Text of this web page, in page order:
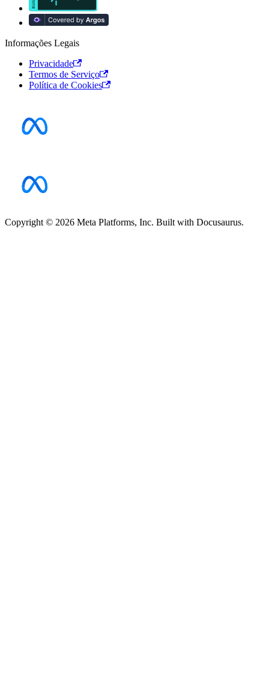
Informações Legais
Privacidade
Termos de Serviço
Política de Cookies
Copyright © 2026 Meta Platforms, Inc. Built with Docusaurus.